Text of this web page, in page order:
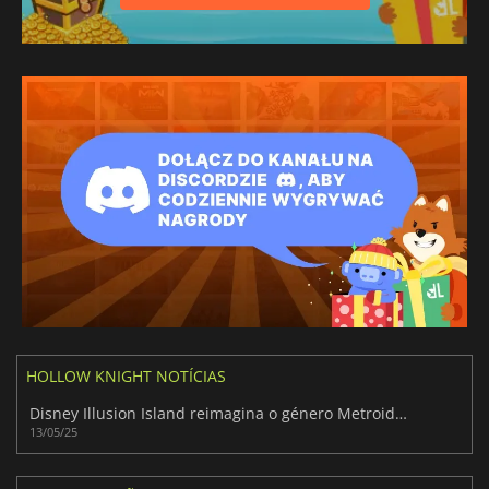
HOLLOW KNIGHT NOTÍCIAS
Disney Illusion Island reimagina o género Metroidvania para um público mais jovem
13/05/25